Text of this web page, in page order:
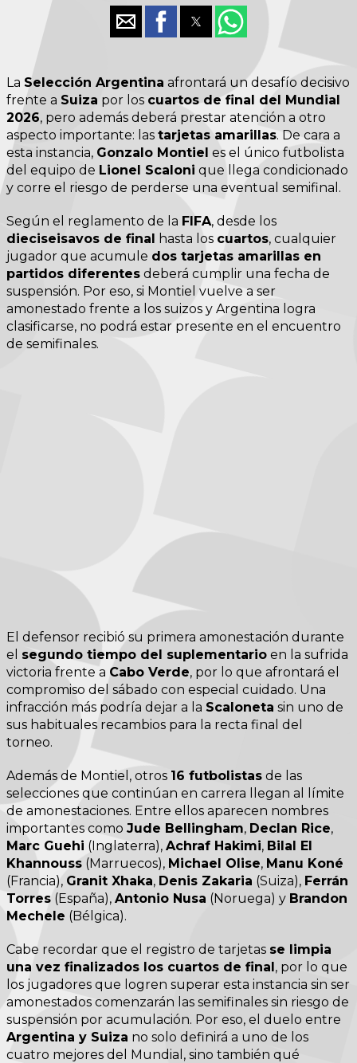
La Selección Argentina afrontará un desafío decisivo
frente a Suiza por los cuartos de final del Mundial
2026, pero además deberá prestar atención a otro
aspecto importante: las tarjetas amarillas. De cara a
esta instancia, Gonzalo Montiel es el único futbolista
del equipo de Lionel Scaloni que llega condicionado
y corre el riesgo de perderse una eventual semifinal.
Según el reglamento de la FIFA, desde los
dieciseisavos de final hasta los cuartos, cualquier
jugador que acumule dos tarjetas amarillas en
partidos diferentes deberá cumplir una fecha de
suspensión. Por eso, si Montiel vuelve a ser
amonestado frente a los suizos y Argentina logra
clasificarse, no podrá estar presente en el encuentro
de semifinales.
El defensor recibió su primera amonestación durante
el segundo tiempo del suplementario en la sufrida
victoria frente a Cabo Verde, por lo que afrontará el
compromiso del sábado con especial cuidado. Una
infracción más podría dejar a la Scaloneta sin uno de
sus habituales recambios para la recta final del
torneo.
Además de Montiel, otros 16 futbolistas de las
selecciones que continúan en carrera llegan al límite
de amonestaciones. Entre ellos aparecen nombres
importantes como Jude Bellingham, Declan Rice,
Marc Guehi (Inglaterra), Achraf Hakimi, Bilal El
Khannouss (Marruecos), Michael Olise, Manu Koné
(Francia), Granit Xhaka, Denis Zakaria (Suiza), Ferrán
Torres (España), Antonio Nusa (Noruega) y Brandon
Mechele (Bélgica).
Cabe recordar que el registro de tarjetas se limpia
una vez finalizados los cuartos de final, por lo que
los jugadores que logren superar esta instancia sin ser
amonestados comenzarán las semifinales sin riesgo de
suspensión por acumulación. Por eso, el duelo entre
Argentina y Suiza no solo definirá a uno de los
cuatro mejores del Mundial, sino también qué